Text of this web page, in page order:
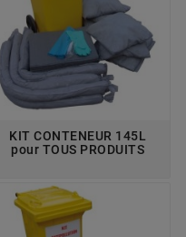
KIT CONTENEUR 145L
pour TOUS PRODUITS